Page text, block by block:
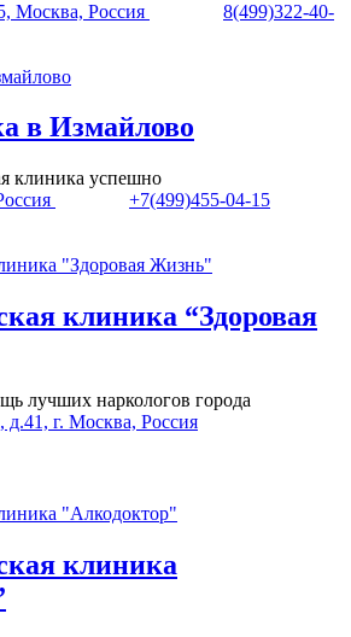
Москва, Россия
8(499)322-40-
в Измайлово
клиника успешно
+7(499)455-04-15
клиника “Здоровая
лучших наркологов города
г. Москва, Россия
клиника